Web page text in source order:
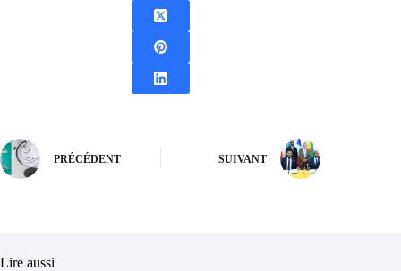
PRÉCÉDENT SUIVANT
Lire aussi